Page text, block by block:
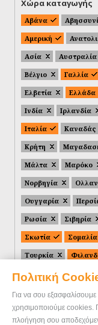
Πολιτική
Για να σου
χρησιμοποιούμε
πλοήγηση σου
Χώρα καταγωγής
Αβάνα
Αμερική
Ασία
Αυστραλία
Βέλγιο
Γαλλία
Ελβετία
Ελλάδα
Ινδία
Ιρλανδία
Ιταλία
Καναδάς
Κρήτη
Μάλτα
Μαρόκο
Νορβηγία
Ουγγαρία
Ρωσία
Σιβηρία
Σκωτία
Σομαλία
Τουρκία